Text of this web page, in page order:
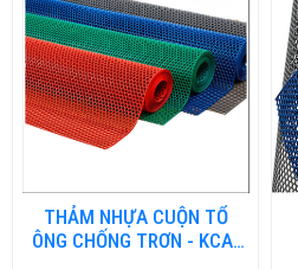
THẢM NHỰA CUỘN TỔ
ÔNG CHỐNG TRƠN - KCA-
HM-DN.01